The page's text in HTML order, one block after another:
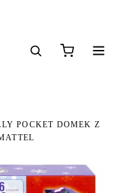
POCKET DOMEK Z